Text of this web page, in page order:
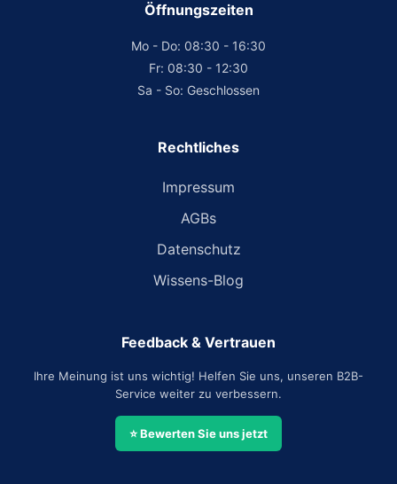
Öffnungszeiten
Mo - Do: 08:30 - 16:30
Fr: 08:30 - 12:30
Sa - So: Geschlossen
Rechtliches
Impressum
AGBs
Datenschutz
Wissens-Blog
Feedback & Vertrauen
Ihre Meinung ist uns wichtig! Helfen Sie uns, unseren B2B-
Service weiter zu verbessern.
⭐ Bewerten Sie uns jetzt